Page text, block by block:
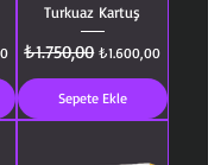
Turkuaz Kartuş
Normal Fiyat
₺1.750,00 İndirimli Fiyat
₺1.600,00
Sepete Ekle